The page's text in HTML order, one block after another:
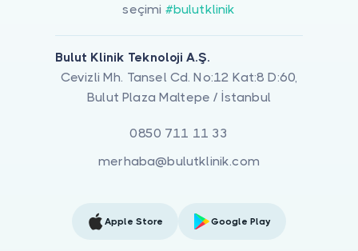
seçimi #bulutklinik
Bulut Klinik Teknoloji A.Ş.
Cevizli Mh. Tansel Cd. No:12 Kat:8 D:60,
Bulut Plaza Maltepe / İstanbul
0850 711 11 33
merhaba@bulutklinik.com
Apple Store Google Play